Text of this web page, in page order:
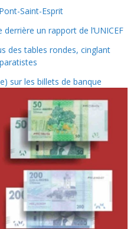
Saint-Esprit
derrière un rapport de l’UNICEF
des tables rondes, cinglant
sur les billets de banque